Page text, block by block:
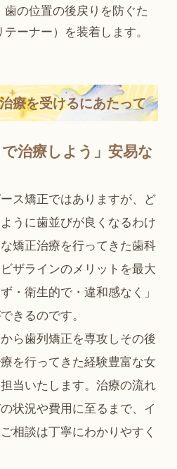
歯の位置の後戻りを防ぐた
ーナー）を装着します。
療を受けるにあたって
で治療しよう」安易な
ス矯正ではありますが、ど
うに歯並びが良くなるわけ
矯正治療を行ってきた歯科
ザラインのメリットを最大
・衛生的で・違和感なく」
きるのです。
ら歯列矯正を専攻しその後
を行ってきた経験豊富な女
当いたします。治療の流れ
状況や費用に至るまで、イ
相談は丁寧にわかりやすく